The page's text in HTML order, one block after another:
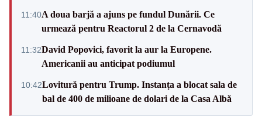
11:40A doua barjă a ajuns pe fundul Dunării. Ce
urmează pentru Reactorul 2 de la Cernavodă
11:32David Popovici, favorit la aur la Europene.
Americanii au anticipat podiumul
10:42Lovitură pentru Trump. Instanța a blocat sala de
bal de 400 de milioane de dolari de la Casa Albă